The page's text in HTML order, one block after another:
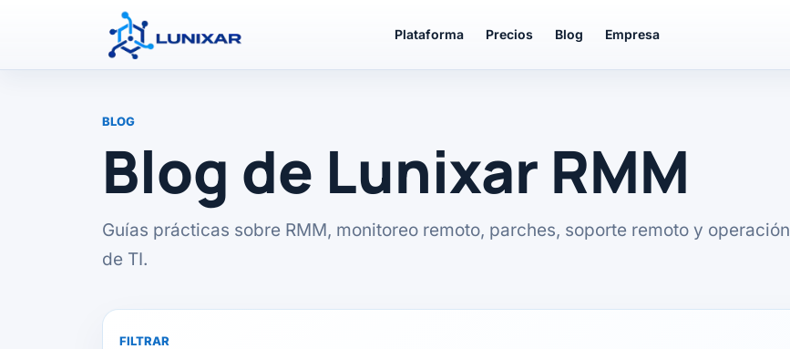
Plataforma Precios Blog Empresa
BLOG
Blog de Lunixar RMM
Guías prácticas sobre RMM, monitoreo remoto, parches, soporte remoto y operación
de TI.
FILTRAR